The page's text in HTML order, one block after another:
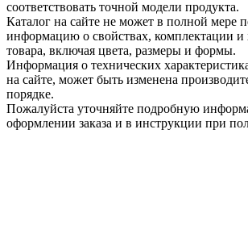
соответствовать точной модели продукта.
Каталог на сайте не может в полной мере
информацию о свойствах, комплектации и
товара, включая цвета, размеры и формы.
Информация о технических
на сайте, может быть изменена
порядке.
Пожалуйста уточняйте подробную
оформлении заказа и в инструкции при